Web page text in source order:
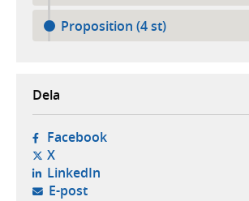
Proposition (4 st)
Dela
Facebook- öppnas i ny flik,
X- öppnas i ny flik, extern
LinkedIn- öppnas i ny flik, extern
E-post- öppnar din e-postklient,